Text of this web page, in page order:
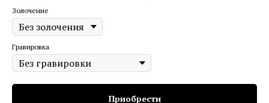
Золочение
Гравировка
Приобрести